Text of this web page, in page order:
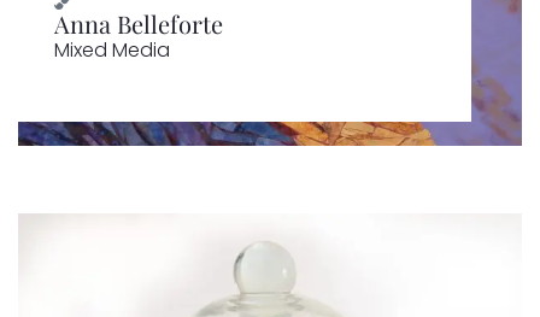
Anna Belleforte
Mixed Media